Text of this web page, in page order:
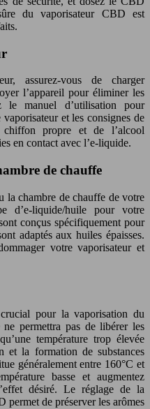
du vaporisateur CBD est
assurez-vous de charger
l’appareil pour éliminer les
le manuel d’utilisation pour
et les consignes de
propre et de l’alcool
en contact avec l’e-liquide.
de chauffe
la chambre de chauffe de votre
d’e-liquide/huile pour votre
conçus spécifiquement pour
adaptés aux huiles épaisses.
votre vaporisateur et
pour la vaporisation du
permettra pas de libérer les
température trop élevée
et la formation de substances
généralement entre 160°C et
basse et augmentez
désiré. Le réglage de la
permet de préserver les arômes